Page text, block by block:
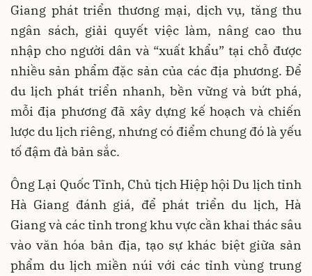
Giang phát triển thương mại, dịch vụ, tăng thu
ngân sách, giải quyết việc làm, nâng cao thu
nhập cho người dân và “xuất khẩu” tại chỗ được
nhiều sản phẩm đặc sản của các địa phương. Để
du lịch phát triển nhanh, bền vững và bứt phá,
mỗi địa phương đã xây dựng kế hoạch và chiến
lược du lịch riêng, nhưng có điểm chung đó là yếu
tố đậm đà bản sắc.
Ông Lại Quốc Tĩnh, Chủ tịch Hiệp hội Du lịch tỉnh
Hà Giang đánh giá, để phát triển du lịch, Hà
Giang và các tỉnh trong khu vực cần khai thác sâu
vào văn hóa bản địa, tạo sự khác biệt giữa sản
phẩm du lịch miền núi với các tỉnh vùng trung